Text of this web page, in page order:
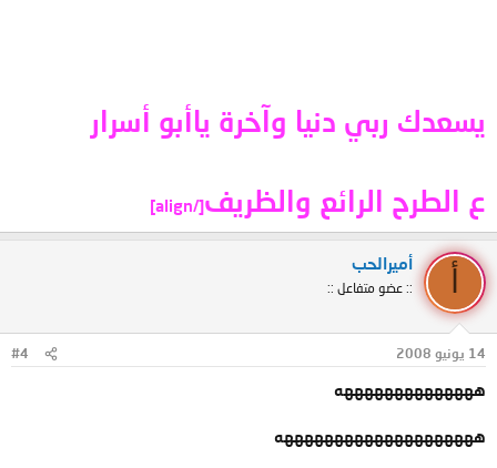
يسعدك ربي دنيا وآخرة ياأبو أسرار
ع الطرح الرائع والظريف[/align]
أميرالحب
:: عضو متفاعل ::
14 يونيو 2008 #4
ههههههههههههههه
ههههههههههههههههههههه